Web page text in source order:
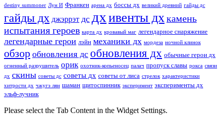
destiny summoner Лун И Франкен арена дх боссы дх великий древний гайды дс
гайды дх джэррэт дс дхивенты дх камень
испытания героев карта дх кровавый маг легендарное снаряжение
легендарные герои лэйн механики дх мордеза ночной клинок
обзор обновления дс обновления дх обычные герои дх
огненный разрушитель орик охотник-копьеносец палач пропуск славы рокса связи
дх скины советы дс советы дх советы от лиса стрелок характеристики
хитрости дх чжугэ лян шаман щитоспинник эксперимент эксперименты дх
эльф-лучник
Please select the Tab Content in the Widget Settings.